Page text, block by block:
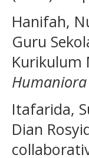
Hanifah,
Guru
Kurikulum
Humaniora
Itafarida,
Dian